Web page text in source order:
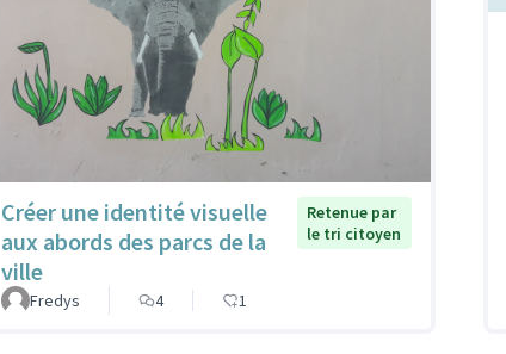
Créer une identité visuelle
aux abords des parcs de la
ville
Retenue par
le tri citoyen
Fredys 4 1